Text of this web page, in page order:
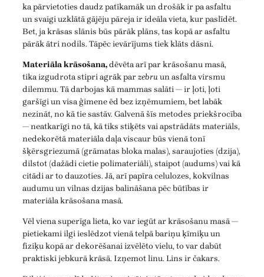
ka pārvietoties daudz patīkamāk un drošāk ir pa asfaltu
un svaigi uzklātā gājēju pāreja ir ideāla vieta, kur paslīdēt.
Bet, ja krāsas slānis būs pārāk plāns, tas kopā ar asfaltu
pārāk ātri nodils. Tāpēc ievārījums tiek klāts dāsni.
Materiāla krāsošana,dēvēta arī par krāsošanu masā,
tika izgudrota stipri agrāk parzebruun asfalta virsmu
dilemmu. Tā darbojas kā mammas salāti — ir ļoti, ļoti
garšīgi un visa ģimene ēd bez izņēmumiem, bet labāk
nezināt, no kā tie sastāv. Galvenā šīs metodes priekšrocība
— neatkarīgi no tā, kā tiks stiķēts vai apstrādāts materiāls,
nedekorētā materiāla daļa viscaur būs vienā tonī
šķērsgriezumā (grāmatas bloka malas), saraujoties (dzija),
dilstot (dažādi cietie polimateriāli), staipot (audums) vai kā
citādi ar to dauzoties. Jā, arī papīra celulozes, kokvilnas
audumu un vilnas dzijas balināšana pēc būtības ir
materiāla krāsošana masā.
Vēl viena superīga lieta, ko var iegūt ar krāsošanu masā —
pietiekami ilgi ieslēdzot vienā telpā bariņu ķīmiķu un
fiziķu kopā ar dekorēšanai izvēlēto vielu, to var dabūt
praktiski jebkurā krāsā. Izņemot linu. Lins ir čakars.